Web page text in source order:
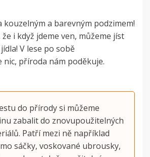
kouzelným a barevným podzimem!
i když jdeme ven, můžeme jíst
V lese po sobě
nic, příroda nám poděkuje.
do přírody si můžeme
zabalit do znovupoužitelných
Patří mezi ně například
sáčky, voskované ubrousky,